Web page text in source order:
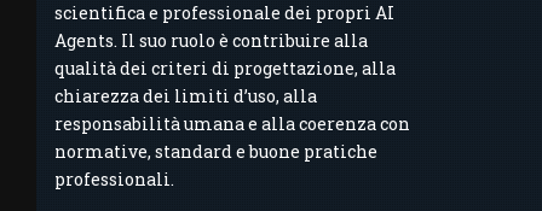
TRUST & TRUTH CENTER
I NOSTRI SERVIZI
MANIFESTO AI
STORIE DI SUCCESSO
VIDEO
COMPLEXLAB PARTNER
AREE TEMATICHE
scientifica e professionale dei propri AI
Agents. Il suo ruolo è contribuire alla
qualità dei criteri di progettazione, alla
chiarezza dei limiti d’uso, alla
responsabilità umana e alla coerenza con
normative, standard e buone pratiche
professionali.